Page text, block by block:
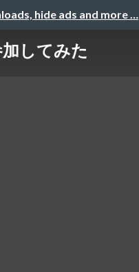
hide ads and more …
してみた